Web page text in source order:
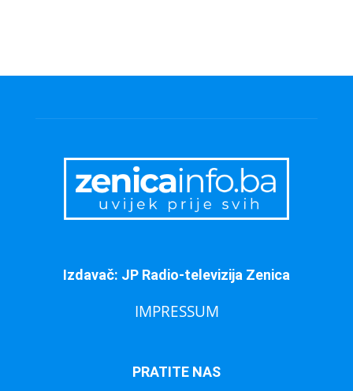
Izdavač: JP Radio-televizija Zenica
IMPRESSUM
PRATITE NAS